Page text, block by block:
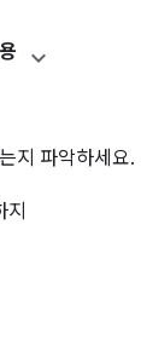
지 파악하세요.